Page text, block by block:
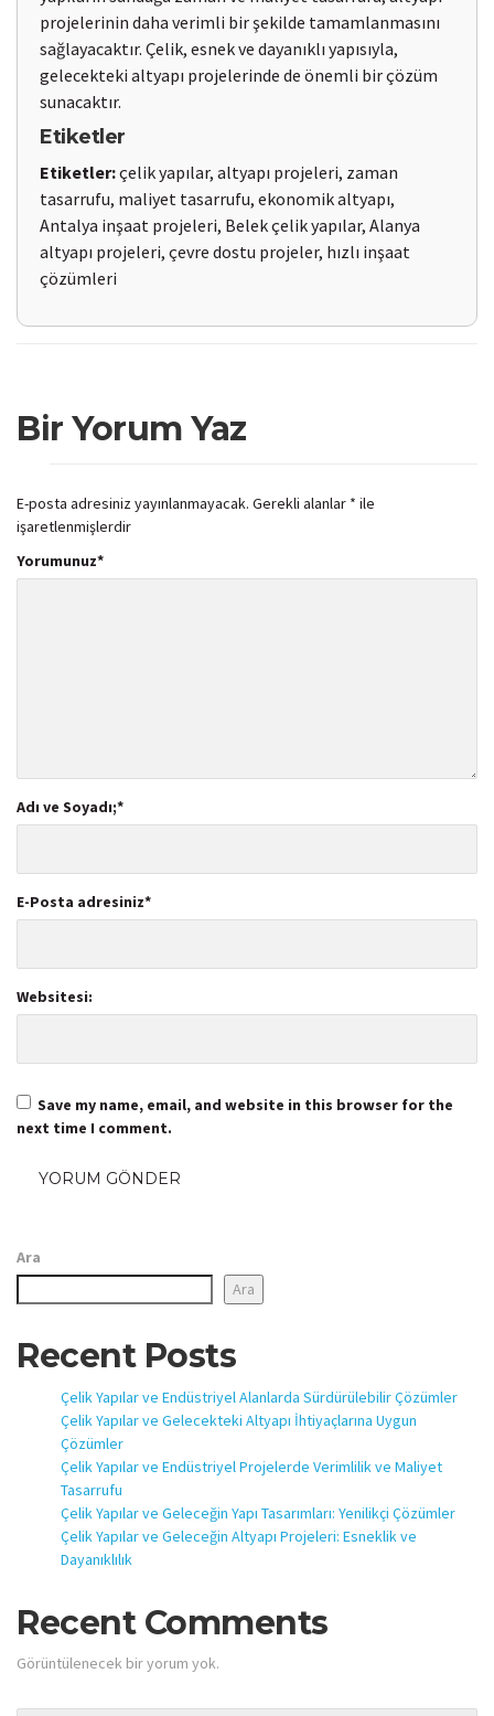
projelerinin daha verimli bir şekilde tamamlanmasını
sağlayacaktır. Çelik, esnek ve dayanıklı yapısıyla,
gelecekteki altyapı projelerinde de önemli bir çözüm
sunacaktır.
Etiketler
Etiketler:çelik yapılar, altyapı projeleri, zaman
tasarrufu, maliyet tasarrufu, ekonomik altyapı,
Antalya inşaat projeleri, Belek çelik yapılar, Alanya
altyapı projeleri, çevre dostu projeler, hızlı inşaat
çözümleri
Bir Yorum Yaz
E-posta adresiniz yayınlanmayacak. Gerekli alanlar * ile
işaretlenmişlerdir
Yorumunuz*
Adı ve Soyadı;*
E-Posta adresiniz*
Websitesi:
Save my name, email, and website in this browser for the
next time I comment.
Ara
Ara
Recent Posts
Çelik Yapılar ve Endüstriyel Alanlarda Sürdürülebilir Çözümler
Çelik Yapılar ve Gelecekteki Altyapı İhtiyaçlarına Uygun
Çözümler
Çelik Yapılar ve Endüstriyel Projelerde Verimlilik ve Maliyet
Tasarrufu
Çelik Yapılar ve Geleceğin Yapı Tasarımları: Yenilikçi Çözümler
Çelik Yapılar ve Geleceğin Altyapı Projeleri: Esneklik ve
Dayanıklılık
Recent Comments
Görüntülenecek bir yorum yok.